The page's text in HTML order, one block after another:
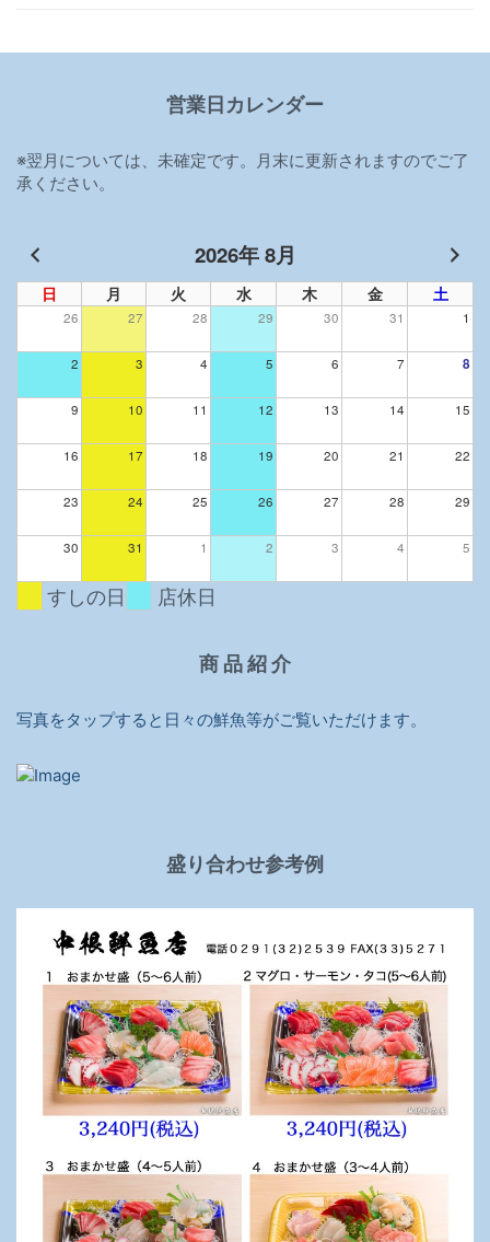
ビ
シ
ョ
稿:
稿:
営業日カレンダー
※翌月については、未確定です。月末に更新されますのでご了
承ください。
2026年 8月
日 月 火 水 木 金 土
26 27 28 29 30 31 1
2 3 4 5 6 7 8
9 10 11 12 13 14 15
16 17 18 19 20 21 22
23 24 25 26 27 28 29
30 31 1 2 3 4 5
すしの日 店休日
商 品 紹 介
写真をタップすると日々の鮮魚等がご覧いただけます。
盛り合わせ参考例